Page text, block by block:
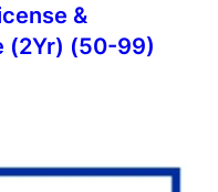
&
(2Yr) (50-99)